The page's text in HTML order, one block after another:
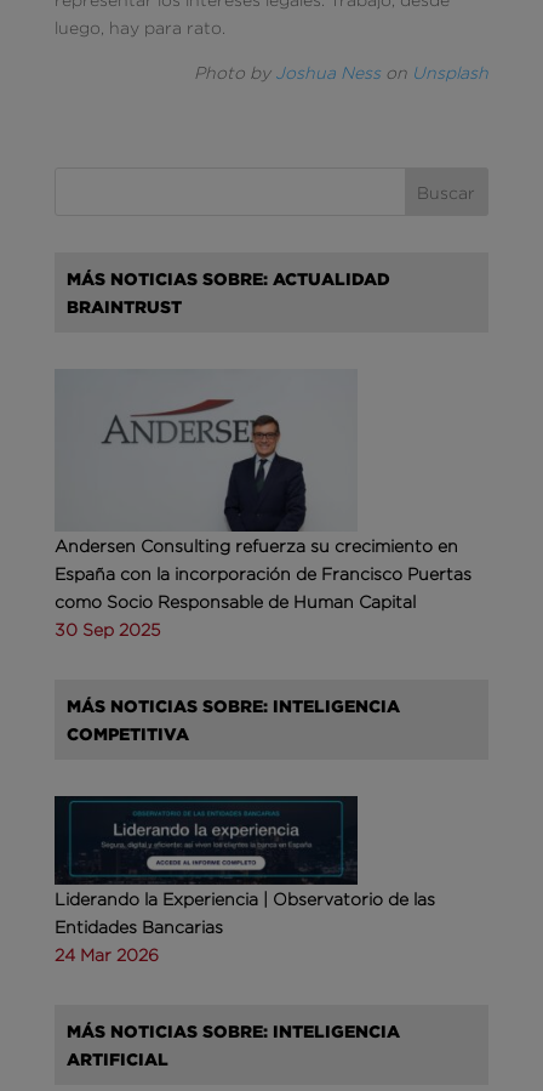
luego, hay para rato.
Photo by Joshua Nesson Unsplash
MÁS NOTICIAS SOBRE: ACTUALIDAD
BRAINTRUST
Andersen Consulting refuerza su crecimiento en
España con la incorporación de Francisco Puertas
como Socio Responsable de Human Capital
30 Sep 2025
MÁS NOTICIAS SOBRE: INTELIGENCIA
COMPETITIVA
Liderando la Experiencia | Observatorio de las
Entidades Bancarias
24 Mar 2026
MÁS NOTICIAS SOBRE: INTELIGENCIA
ARTIFICIAL